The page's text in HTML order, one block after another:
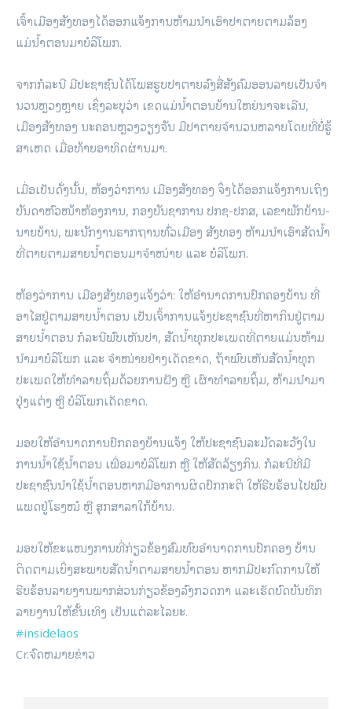
ເຈົ້າເມືອງສັງທອງໄດ້ອອກແຈ້ງການຫ້າມນໍາເອົາປາຕາຍຕາມລ້ອງ
ແມ່ນໍ້າຕອນມາບໍລິໂພກ.
ຈາກກໍລະນີ ມີປະຊາຊົນໄດ້ໂພສຮູບປາຕາຍລົງສື່ສັງຄົມອອນລາຍເປັນຈໍາ
ນວນຫຼວງຫຼາຍ ເຊິ່ງລະບຸວ່າ ເຂດແມ່ນໍ້າຕອນບ້ານໃຫຍ່ນາຈະເລີນ,
ເມືອງສັງທອງ ນະຄອນຫຼວງວຽງຈັນ ມີປາຕາຍຈໍານວນຫລາຍໂດຍທີ່ບໍ່ຮູ້
ສາເຫດ ເມື່ອທ້າຍອາທິດຜ່ານມາ.
ເມື່ອເປັນດັ່ງນັ້ນ, ຫ້ອງວ່າການ ເມືອງສັງທອງ ຈຶ່ງໄດ້ອອກແຈ້ງການເຖິງ
ບັນດາຫົວໜ້າຫ້ອງການ, ກອງບັນຊາການ ປກຊ-ປກສ, ເລຂາພັກບ້ານ-
ນາຍບ້ານ, ພະນັກງານຮາກຖານທົ່ວເມືອງ ສັງທອງ ຫ້າມນໍາເອົາສັດນໍ້າ
ທີ່ຕາຍຕາມສາຍນໍ້າຕອນມາຈຳໜ່າຍ ແລະ ບໍລິໂພກ.
ຫ້ອງວ່າການ ເມືອງສັງທອງແຈ້ງວ່າ: ໃຫ້ອຳນາດການປົກຄອງບ້ານ ທີ່
ອາໄສຢູ່ຕາມສາຍນໍ້າຕອນ ເປັນເຈົ້າການແຈ້ງປະຊາຊົນທີ່ຫາກິນຢູ່ຕາມ
ສາຍນໍ້າຕອນ ກໍລະນີພົບເຫັນປາ, ສັດນໍ້າທຸກປະເພດທີ່ຕາຍແມ່ນຫ້າມ
ນຳມາບໍລິໂພກ ແລະ ຈຳໜ່າຍຢ່າງເດັດຂາດ, ຖ້າພົບເຫັນສັດນໍ້າທຸກ
ປະເພດໃຫ້ທຳລາຍຖິ້ມດ້ວຍການຝັງ ຫຼື ເຜົາທຳລາຍຖິ້ມ, ຫ້າມນໍາມາ
ປຸ່ງແຕ່ງ ຫຼື ບໍລິໂພກເດັດຂາດ.
ມອບໃຫ້ອຳນາດການປົກຄອງບ້ານແຈ້ງ ໃຫ້ປະຊາຊົນລະມັດລະວັງໃນ
ການນໍ້າໃຊ້ນໍ້າຕອນ ເພື່ອມາບໍລິໂພກ ຫຼື ໃຫ້ສັດລ້ຽງກິນ. ກໍລະນີທີ່ມີ
ປະຊາຊົນນຳໃຊ້ນໍ້າຕອນຫາກມີອາການຜິດປົກກະຕິ ໃຫ້ຮີບຮ້ອນໄປພົບ
ແພດຢູ່ໂຮງໝໍ ຫຼື ສຸກສາລາໃກ້ບ້ານ.
ມອບໃຫ້ຂະແໜງການທີ່ກ່ຽວຂ້ອງສົມທົບອຳນາດການປົກຄອງ ບ້ານ
ຕິດຕາມເບິ່ງສະພາບສັດນໍ້າຕາມສາຍນໍ້າຕອນ ຫາກມີປະກົດການໃຫ້
ຮີບຮ້ອນລາຍງານພາກສ່ວນກ່ຽວຂ້ອງລົງກວດກາ ແລະເຮັດບົດບັນທຶກ
ລາຍງານໃຫ້ຂັ້ນເທິງ ເປັນແຕ່ລະໄລຍະ.
#insidelaos
Cr.ຈົດຫມາຍຂ່າວ